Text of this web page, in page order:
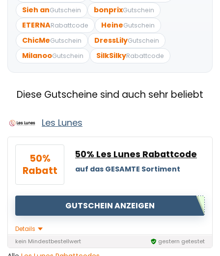
Sieh anGutschein bonprixGutschein
ETERNARabattcode HeineGutschein
ChicMeGutschein DressLilyGutschein
MilanooGutschein SilkSilkyRabattcode
Diese Gutscheine sind auch sehr beliebt
Les Lunes
50%
Rabatt
50% Les Lunes Rabattcode
auf das GESAMTE Sortiment
GUTSCHEIN ANZEIGEN
Details
kein Mindestbestellwert gestern getestet